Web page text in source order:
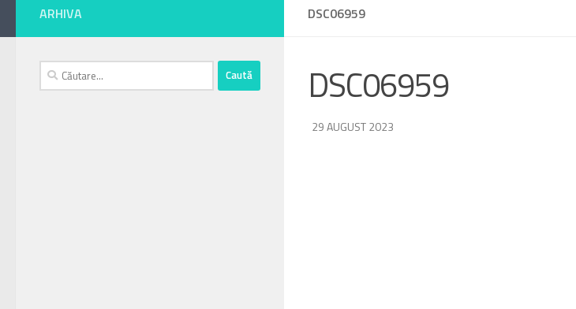
DSC06959
DSC06959
DE·
29 AUGUST 2023
ARHIVA
Caută
după: